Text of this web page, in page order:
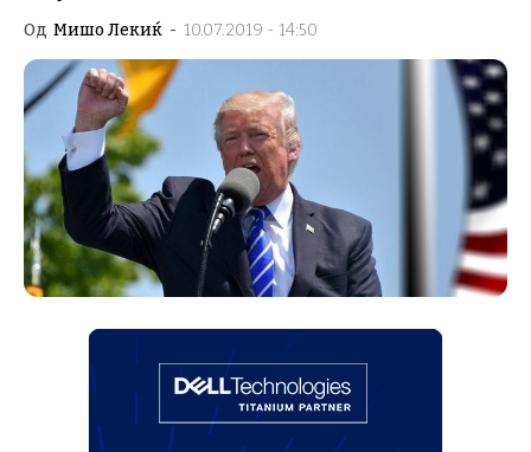
Од Мишо Лекиќ - 10.07.2019 - 14:50